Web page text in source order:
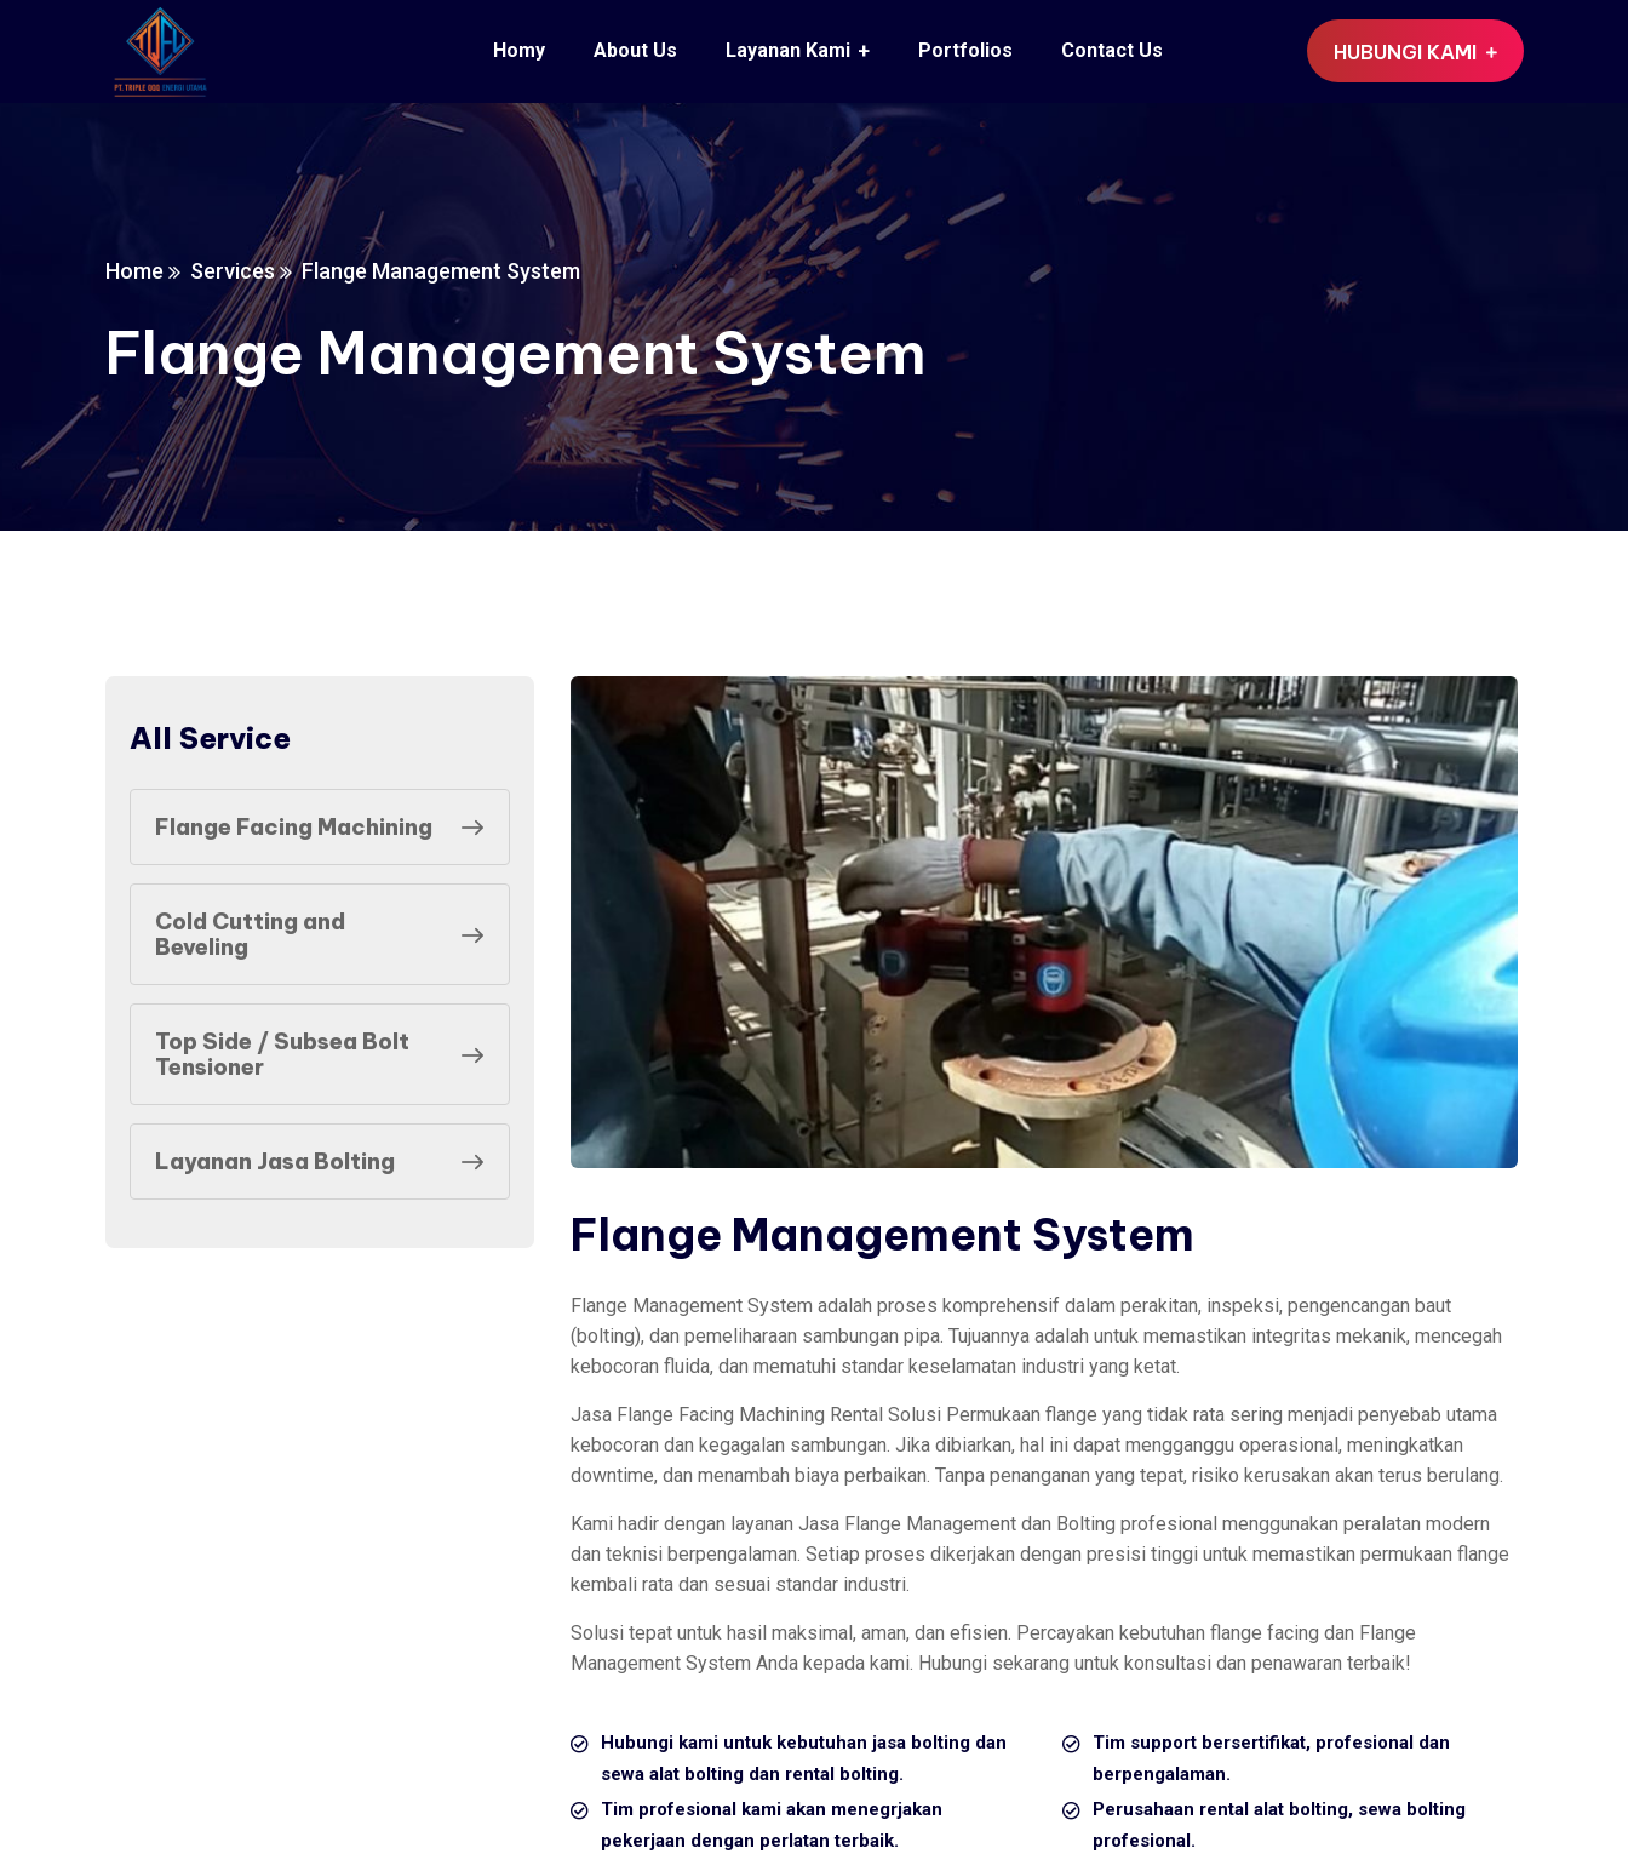
Homy About Us Layanan Kami Portfolios Contact Us HUBUNGI KAMI
Home Services Flange Management System
Flange Management System
All Service
Flange Facing Machining
Cold Cutting and
Beveling
Top Side / Subsea Bolt
Tensioner
Layanan Jasa Bolting
Flange Management System
Flange Management System adalah proses komprehensif dalam perakitan, inspeksi, pengencangan baut
(bolting), dan pemeliharaan sambungan pipa. Tujuannya adalah untuk memastikan integritas mekanik, mencegah
kebocoran fluida, dan mematuhi standar keselamatan industri yang ketat.
Jasa Flange Facing Machining Rental Solusi Permukaan flange yang tidak rata sering menjadi penyebab utama
kebocoran dan kegagalan sambungan. Jika dibiarkan, hal ini dapat mengganggu operasional, meningkatkan
downtime, dan menambah biaya perbaikan. Tanpa penanganan yang tepat, risiko kerusakan akan terus berulang.
Kami hadir dengan layanan Jasa Flange Management dan Bolting profesional menggunakan peralatan modern
dan teknisi berpengalaman. Setiap proses dikerjakan dengan presisi tinggi untuk memastikan permukaan flange
kembali rata dan sesuai standar industri.
Solusi tepat untuk hasil maksimal, aman, dan efisien. Percayakan kebutuhan flange facing dan Flange
Management System Anda kepada kami. Hubungi sekarang untuk konsultasi dan penawaran terbaik!
Hubungi kami untuk kebutuhan jasa bolting dan
sewa alat bolting dan rental bolting.
Tim profesional kami akan menegrjakan
pekerjaan dengan perlatan terbaik.
Tim support bersertifikat, profesional dan
berpengalaman.
Perusahaan rental alat bolting, sewa bolting
profesional.